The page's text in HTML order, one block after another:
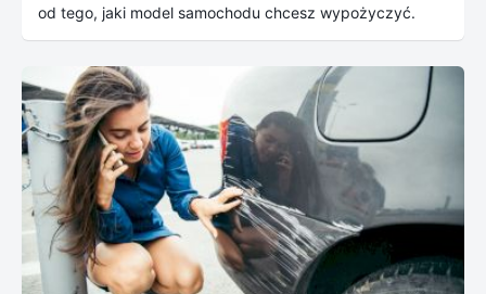
od tego, jaki model samochodu chcesz wypożyczyć.